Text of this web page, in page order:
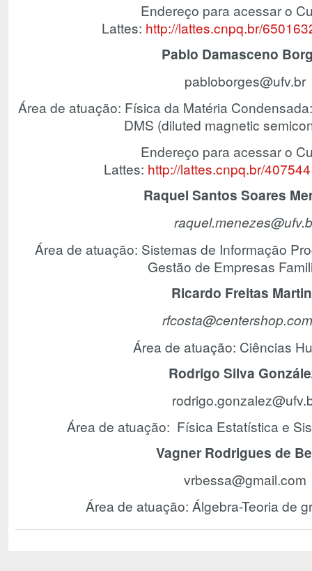
Endereço para acessar o
Lattes: http://lattes.cnpq.br/
Pablo Damasceno
pabloborges@ufv.br
Área de atuação: Física da Matéria
DMS (diluted magnetic
Endereço para acessar o
Lattes: http://lattes.cnpq.br/
Raquel Santos Soares
Área de atuação: Sistemas de Informação
Gestão de Empresas
Ricardo Freitas
Área de atuação: Ciências
Rodrigo Silva
Área de atuação: Física Estatística e
Vagner Rodrigues de
vrbessa@gmail.com
Área de atuação: Álgebra-Teoria de